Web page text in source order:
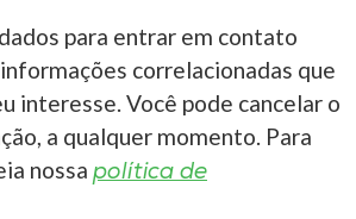
para entrar em contato
correlacionadas que
interesse. Você pode cancelar o
a qualquer momento. Para
nossa política de